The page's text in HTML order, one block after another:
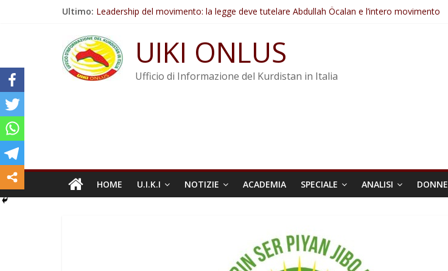
Ultimo: Leadership del movimento: la legge deve tutelare Abdullah Öcalan e l’intero movimento
Non tenere conto della situazione di Rêber Apo ostacolerebbe l’attuazione della legge
Il KNK chiede un’azione internazionale contro i crimini di guerra dell’Iran
Abdullah Öcalan: Le legge negativa deve essere trasformata in legge positiva
UIKI ONLUS
Ufficio di Informazione del Kurdistan in Italia
HOME U.I.K.I NOTIZIE ACADEMIA SPECIALE ANALISI DONNE